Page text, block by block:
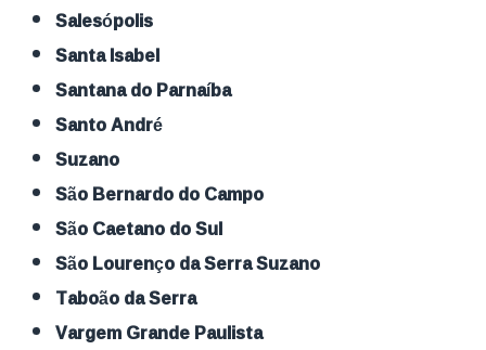
Salesópolis
Santa Isabel
Santana do Parnaíba
Santo André
Suzano
São Bernardo do Campo
São Caetano do Sul
São Lourenço da Serra Suzano
Taboão da Serra
Vargem Grande Paulista